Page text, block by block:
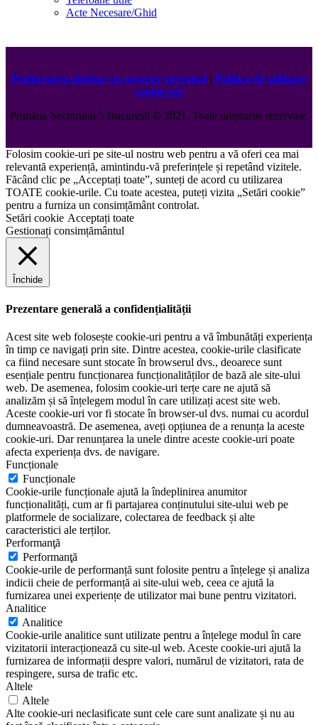
Acte Necesare/Ghid
Prelucrarea datelor cu caracter personal | Politica de utilizare
cookie-uri
Primăria Sectorului 5 București ©️2021. Toate drepturile rezervate.
Folosim cookie-uri pe site-ul nostru web pentru a vă oferi cea mai
relevantă experiență, amintindu-vă preferințele și repetând vizitele.
Făcând clic pe „Acceptați toate”, sunteți de acord cu utilizarea
TOATE cookie-urile. Cu toate acestea, puteți vizita „Setări cookie”
pentru a furniza un consimțământ controlat.
Setări cookie Acceptați toate
Gestionați consimțământul
Închide
Prezentare generală a confidențialității
Acest site web folosește cookie-uri pentru a vă îmbunătăți experiența
în timp ce navigați prin site. Dintre acestea, cookie-urile clasificate
ca fiind necesare sunt stocate în browserul dvs., deoarece sunt
esențiale pentru funcționarea funcționalităților de bază ale site-ului
web. De asemenea, folosim cookie-uri terțe care ne ajută să
analizăm și să înțelegem modul în care utilizați acest site web.
Aceste cookie-uri vor fi stocate în browser-ul dvs. numai cu acordul
dumneavoastră. De asemenea, aveți opțiunea de a renunța la aceste
cookie-uri. Dar renunțarea la unele dintre aceste cookie-uri poate
afecta experiența dvs. de navigare.
Funcționale
Funcționale
Cookie-urile funcționale ajută la îndeplinirea anumitor
funcționalități, cum ar fi partajarea conținutului site-ului web pe
platformele de socializare, colectarea de feedback și alte
caracteristici ale terților.
Performanţă
Performanţă
Cookie-urile de performanță sunt folosite pentru a înțelege și analiza
indicii cheie de performanță ai site-ului web, ceea ce ajută la
furnizarea unei experiențe de utilizator mai bune pentru vizitatori.
Analitice
Analitice
Cookie-urile analitice sunt utilizate pentru a înțelege modul în care
vizitatorii interacționează cu site-ul web. Aceste cookie-uri ajută la
furnizarea de informații despre valori, numărul de vizitatori, rata de
respingere, sursa de trafic etc.
Altele
Altele
Alte cookie-uri neclasificate sunt cele care sunt analizate și nu au